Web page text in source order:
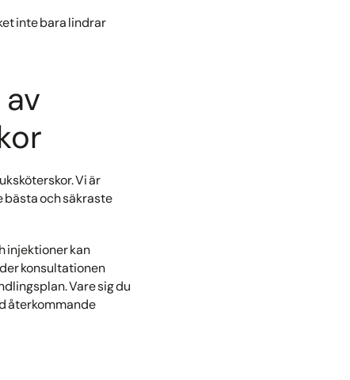
inte bara lindrar
Vi är
bästa och säkraste
injektioner kan
konsultationen
Vare sig du
återkommande